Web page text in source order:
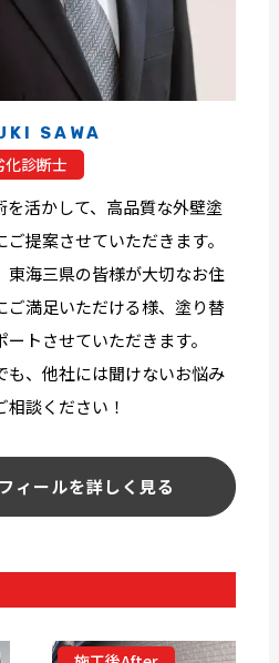
SAWA
化診断士
を活かして、高品質な外壁塗
提案させていただきます。
東海三県の皆様が大切なお住
ご満足いただける様、塗り替
トさせていただきます。
も、他社には聞けないお悩み
談ください！
ィールを詳しく見る